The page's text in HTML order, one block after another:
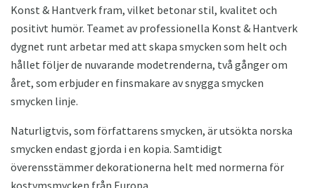
Konst & Hantverk fram, vilket betonar stil, kvalitet och
positivt humör. Teamet av professionella Konst & Hantverk
dygnet runt arbetar med att skapa smycken som helt och
hållet följer de nuvarande modetrenderna, två gånger om
året, som erbjuder en finsmakare av snygga smycken
smycken linje.
Naturligtvis, som författarens smycken, är utsökta norska
smycken endast gjorda i en kopia. Samtidigt
överensstämmer dekorationerna helt med normerna för
kostymsmycken från Europa.